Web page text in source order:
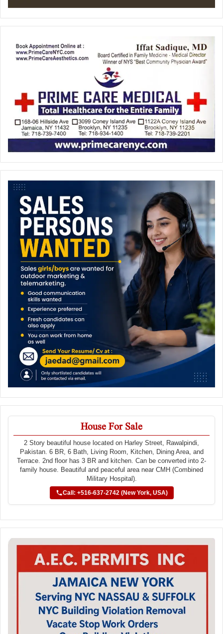
House For Sale
2 Story beautiful house located on Harley Street, Rawalpindi,
Pakistan. 6 BR, 6 Bath, Living Room, Kitchen, Dining Area, and
Terrace. 2nd floor has 3 BR and kitchen. Can be converted into 2-
family house. Beautiful and peaceful area near CMH (Combined
Military Hospital).
Call: +516-637-2742 (New York, USA)